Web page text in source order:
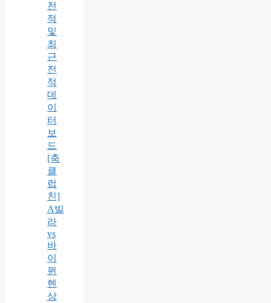
전
적
및
최
근
전
적
데
이
터
보
드
[축
클
럽
친]
A빌
라
vs
바
이
뮌
헨
상